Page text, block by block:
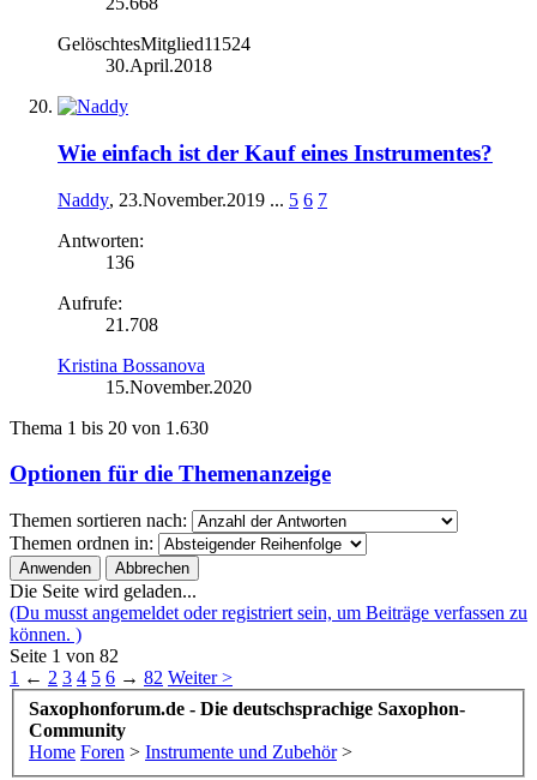
GelöschtesMitglied11524
30.April.2018
Wie einfach ist der Kauf eines Instrumentes?
Naddy, 23.November.2019 ... 5 6 7
Antworten:
136
Aufrufe:
21.708
Kristina Bossanova
15.November.2020
Thema 1 bis 20 von 1.630
Optionen für die Themenanzeige
Themen sortieren nach:
Themen ordnen in:
Die Seite wird geladen...
(Du musst angemeldet oder registriert sein, um Beiträge verfassen zu
können. )
Seite 1 von 82
1 ← 2 3 4 5 6 → 82 Weiter >
Saxophonforum.de - Die deutschsprachige Saxophon-
Community
Home Foren > Instrumente und Zubehör >